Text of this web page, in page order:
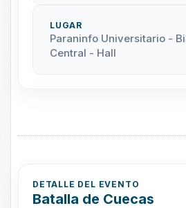
LUGAR
Paraninfo Universitario -
Central - Hall
DETALLE DEL EVENTO
Batalla de Cuecas